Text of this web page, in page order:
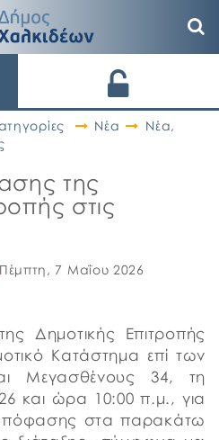
Νέα Νέα,
της
στις
Πέμπτη, 7 Μαΐου 2026
Δημοτικής Επιτροπής
Κατάστημα επί των
Μεγασθένους 34, τη
και ώρα 10:00 π.μ., για
στα παρακάτω